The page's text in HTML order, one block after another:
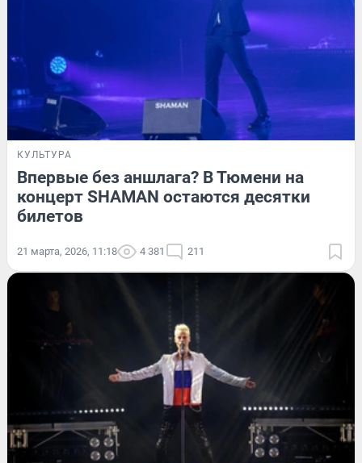
КУЛЬТУРА
Впервые без аншлага? В Тюмени на
концерт SHAMAN остаются десятки
билетов
21 марта, 2026, 11:18 4 381 211